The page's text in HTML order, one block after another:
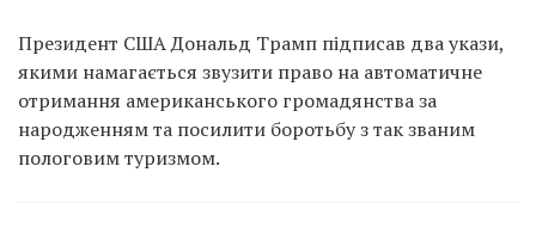
Президент США Дональд Трамп підписав два укази,
якими намагається звузити право на автоматичне
отримання американського громадянства за
народженням та посилити боротьбу з так званим
пологовим туризмом.